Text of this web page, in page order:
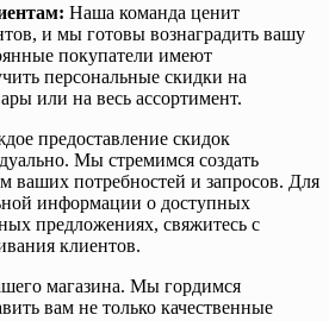
Наша команда ценит
и мы готовы вознаградить вашу
покупатели имеют
персональные скидки на
или на весь ассортимент.
предоставление скидок
Мы стремимся создать
ваших потребностей и запросов. Для
информации о доступных
предложениях, свяжитесь с
клиентов.
магазина. Мы гордимся
вам не только качественные